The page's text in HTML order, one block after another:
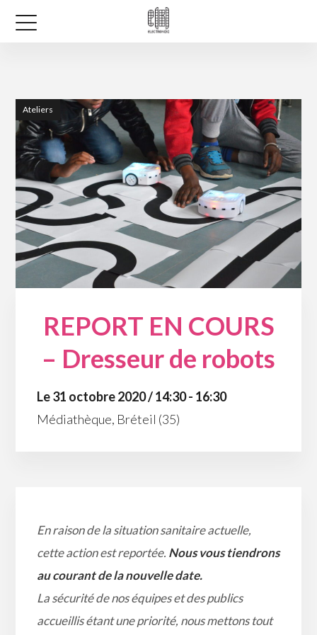
Ateliers
REPORT EN COURS
– Dresseur de robots
Le 31 octobre 2020 / 14:30 - 16:30
Médiathèque, Bréteil (35)
En raison de la situation sanitaire actuelle,
cette action est reportée. Nous vous tiendrons
au courant de la nouvelle date.
La sécurité de nos équipes et des publics
accueillis étant une priorité, nous mettons tout